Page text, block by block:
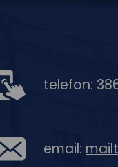
telefon:
email: